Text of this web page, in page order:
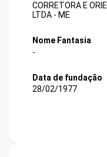
CORRETORA E
LTDA - ME
Nome Fantasia
-
Data de fundação
28/02/1977